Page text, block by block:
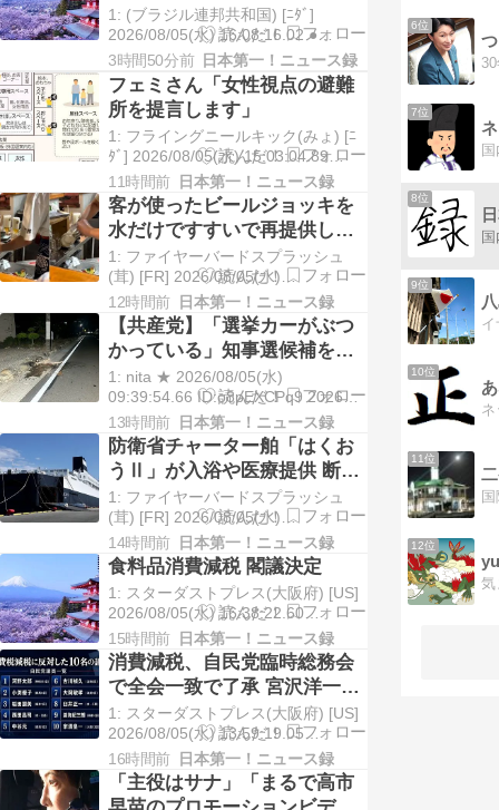
に軍事的選択肢を検討」
1: (ブラジル連邦共和国) [ﾆﾀﾞ]
2026/08/05(水) 16:08:16.02 ●
BE:668024367-2BP(3000) 北朝鮮、
日本に対する「軍事的選択肢」警告
－軍備拡張容認せず （ブルームバー
グ […]
3時間50分前 日本第一！ニュース録
フェミさん「女性視点の避難
所を提言します」
1: フライングニールキック(みょ) [ﾆ
ﾀﾞ] 2026/08/05(水) 15:03:04.89
ID:nFDn0svd0 BE:595582602-
2BP(5555) 避難所 女性の視点を 更
衣室は男女別に トイレ […]
11時間前 日本第一！ニュース録
客が使ったビールジョッキを
水だけですすいで再提供した
日本の飲食店…韓国のネット
で物議
1: ファイヤーバードスプラッシュ
(茸) [FR] 2026/08/05(水)
11:15:14.22 ID:+Ukb5u1V0●
BE:582792952-PLT(13000)
https://japanese.joi […]
12時間前 日本第一！ニュース録
【共産党】「選挙カーがぶつ
かっている」知事選候補を支
援する団体の街宣車が道路左
側の電柱に衝突 県議と運動員
が重傷 長野
1: nita ★ 2026/08/05(水)
09:39:54.66 ID:o8pEXCPq9 2026年
8月4日(火) 19:23 長野県知事選挙で
新人候補を支援する団体の街頭宣伝
車が4日午前、駒ヶ根市で道路脇の電
柱 […]
13時間前 日本第一！ニュース録
防衛省チャーター舶「はくお
うⅡ」が入浴や医療提供 断水
や猛暑に苦しむ熊本の被災者
支援
1: ファイヤーバードスプラッシュ
(茸) [FR] 2026/08/05(水)
12:10:27.49 ID:+Ukb5u1V0●
BE:582792952-PLT(13000)
https://www.sankei.c […]
14時間前 日本第一！ニュース録
食料品消費減税 閣議決定
1: スターダストプレス(大阪府) [US]
2026/08/05(水) 16:38:22.60
ID:BCAPSk1D0● BE:135853815-
PLT(13000) sssp://img.5ch.io/premi
[…]
15時間前 日本第一！ニュース録
消費減税、自民党臨時総務会
で全会一致で了承 宮沢洋一と
中谷元は欠席
1: スターダストプレス(大阪府) [US]
2026/08/05(水) 13:59:19.05
ID:BCAPSk1D0● BE:135853815-
PLT(13000) sssp://img.5ch.io/premi
[…]
16時間前 日本第一！ニュース録
「主役はサナ」「まるで高市
6位
7位
8位
9位
10位
11位
12位
気